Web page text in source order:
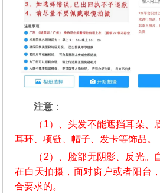
注意 ：
（1）、头发不能遮挡耳朵、
耳环、项链、帽子、发卡等饰品。
（2）、脸部无阴影、反光。
在白天拍摄，面对窗户或者阳台
合要求的。